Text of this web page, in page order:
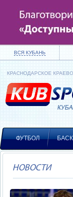
ВСЯ КУБАНЬ
КРАСНОДАРСКОЕ
ФУТБОЛ
НОВОСТИ